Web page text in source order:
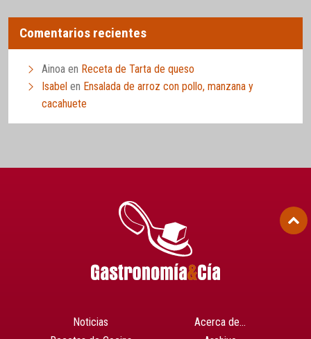
Comentarios recientes
Ainoa en Receta de Tarta de queso
Isabel en Ensalada de arroz con pollo, manzana y
cacahuete
Noticias
Acerca de…